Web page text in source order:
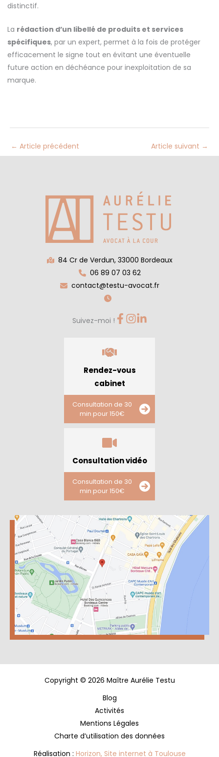
distinctif.
La rédaction d’un libellé de produits et services
spécifiques, par un expert, permet à la fois de protéger
efficacement le signe tout en évitant une éventuelle
future action en déchéance pour inexploitation de sa
marque.
← Article précédent Article suivant →
84 Cr de Verdun, 33000 Bordeaux
06 89 07 03 62
contact@testu-avocat.fr
Suivez-moi !
Rendez-vous
cabinet
Consultation de 30
min pour 150€
Consultation vidéo
Consultation de 30
min pour 150€
Copyright © 2026 Maître Aurélie Testu
Blog
Activités
Mentions Légales
Charte d’utilisation des données
Réalisation : Horizon, Site internet à Toulouse